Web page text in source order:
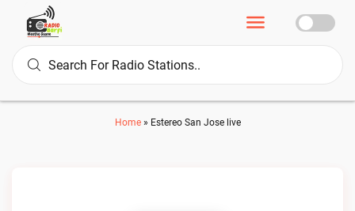
Home» Estereo San Jose live